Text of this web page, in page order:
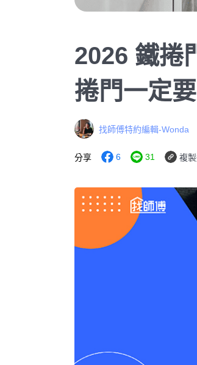
2026 鐵捲
捲門一定
找師傅特約編輯-Wonda
分享 6 31 複